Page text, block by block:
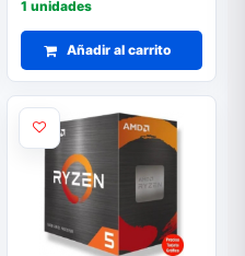
1 unidades
Añadir al carrito